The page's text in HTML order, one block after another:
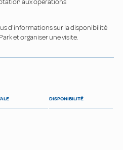
d'informations sur la disponibilité
et organiser une visite.
DISPONIBILITÉ